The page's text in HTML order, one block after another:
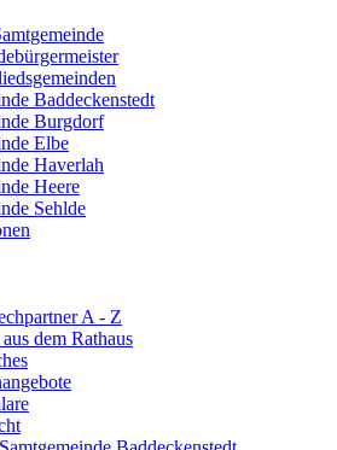
Baddeckenstedt
Burgdorf
Elbe
Haverlah
Heere
Sehlde
A - Z
dem Rathaus